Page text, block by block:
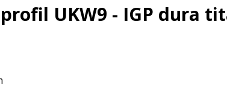
UKW9 - IGP dura